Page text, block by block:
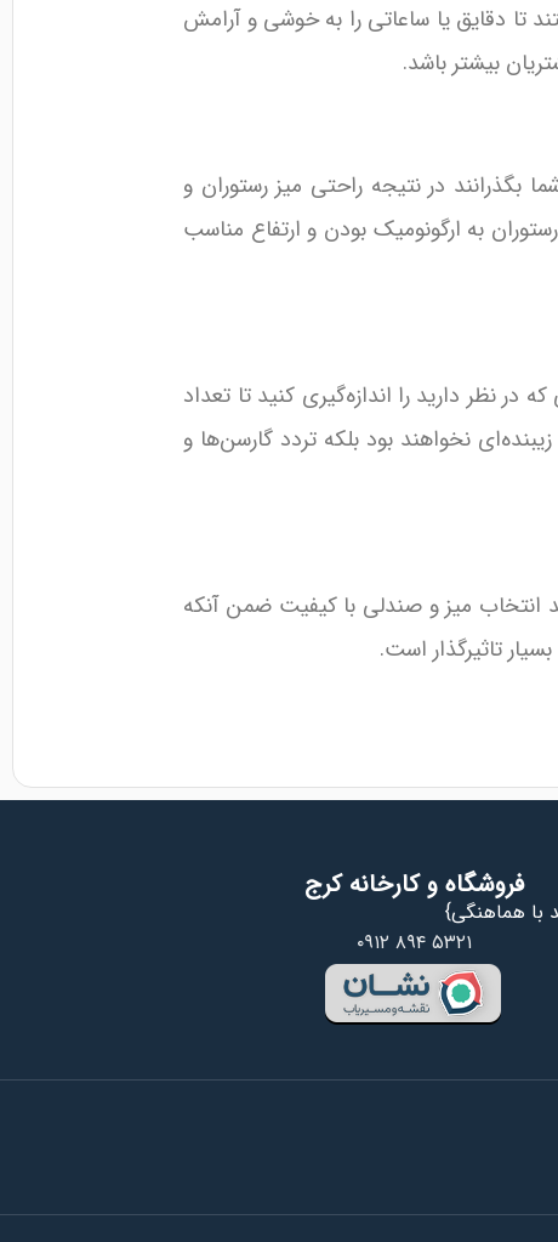
تا دقایق یا ساعاتی را به خوشی و آرامش
بیشتر باشد.
بگذرانند در نتیجه راحتی میز رستوران و
به ارگونومیک بودن و ارتفاع مناسب
نظر دارید را اندازه‌گیری کنید تا تعداد
نخواهند بود بلکه تردد گارسن‌ها و
انتخاب میز و صندلی با کیفیت ضمن آنکه
تاثیرگذار است.
فروشگاه و کارخانه کرج
با هماهنگی}
۰۹۱۲ ۸۹۴ ۵۳۲۱